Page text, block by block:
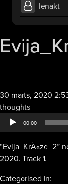
Ienākt
30 marts, 2020
thoughtsAudio
atskaņotājs
00:00
“Evija_KrÅ«ze_2”
2020. Track 1.
Categorised in: